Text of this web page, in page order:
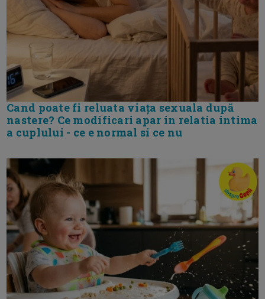
Cand poate fi reluata viața sexuala după
nastere? Ce modificari apar in relatia intima
a cuplului - ce e normal si ce nu